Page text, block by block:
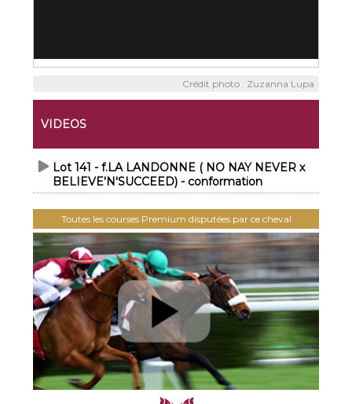
Crédit photo : Zuzanna Lupa
VIDEOS
Lot 141 - f.LA LANDONNE ( NO NAY NEVER x
BELIEVE'N'SUCCEED) - conformation
Toutes les courses Premium disputées par ce cheval